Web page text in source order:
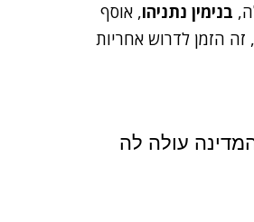
בנימין נתניהו, אוסף
הזמן לדרוש אחריות
עולה לה